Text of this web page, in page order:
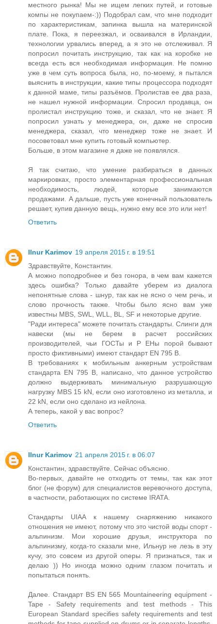
местного рынка! Мы не ищем легких путей, и готовые
компы не покупаем-:)) Подобрал сам, что мне подходит
по характеристикам, запинка вышла на материнской
плате. Пока, я переезжал, и осваивался в Ирландии,
технологии урвались вперед, а я это не отслеживал. Я
попросил почитать инструкцию, так как на коробке не
всегда есть вся необходимая информация. Не помню
уже в чем суть вопроса была, но, по-моему, я пытался
выяснить в инструкции, какие типы процессора подходят
к данной маме, типы разъёмов. Пролистав ее два раза,
не нашел нужной информации. Спросил продавца, он
пролистал инструкцию тоже, и сказал, что не знает. Я
попросил узнать у менеджера, он, даже не спросив
менеджера, сказал, что менеджер тоже не знает. И
посоветовал мне купить готовый компьютер.
Больше, в этом магазине я даже не появлялся.
Я так считаю, что умение разбираться в данных
маркировках, просто элементарная профессиональная
необходимость, людей, которые занимаются
продажами. А дальше, пусть уже конечный пользователь
решает, купив данную вещь, нужно ему все это или нет!
Ответить
Ilnur Karimov 19 апреля 2015 г. в 19:51
Здравствуйте, Константин.
А можно поподробнее и без гонора, в чем вам кажется
здесь ошибка? Только давайте уберем из диалога
непонятные слова - шнур, так как не ясно о чем речь, и
слово прочность также. Чтобы было ясно вам уже
известны MBS, SWL, WLL, BL, SF и некоторые другие.
"Ради интереса" можете почитать стандарты. Слинги для
навески (мы не берем в расчет российских
производителей, чьи ГОСТы и Р ЕНы порой бывают
просто фиктивными) имеют стандарт EN 795 B.
В требованиях к мобильным анкерным устройствам
стандарта EN 795 B, написано, что данное устройство
должно выдерживать минимальную разрушающую
нагрузку MBS 15 kN, если оно изготовлено из металла, и
22 kN, если оно сделано из нейлона.
А теперь, какой у вас вопрос?
Ответить
Ilnur Karimov 21 апреля 2015 г. в 06:07
Константин, здравствуйте. Сейчас объясню.
Во-первых, давайте не отходить от темы, так как этот
блог (не форум) для специалистов веревочного доступа,
в частности, работающих по системе IRATA.
Стандарты UIAA к нашему снаряжению никакого
отношения не имеют, потому что это чистой воды спорт -
альпинизм. Мои хорошие друзья, инструктора по
альпинизму, когда-то сказали мне, Ильнур не лезь в эту
кучу, это совсем из другой оперы. Я признаться, так и
делаю )) Но иногда можно одним глазом почитать и
попытаться понять.
Далее. Стандарт BS EN 565 Mountaineering equipment -
Tape - Safety requirements and test methods - This
European Standard specifies safety requirements and test